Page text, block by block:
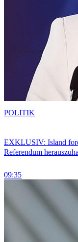
EXKLUSIV: Island
Referendum
09:35
POLITIK